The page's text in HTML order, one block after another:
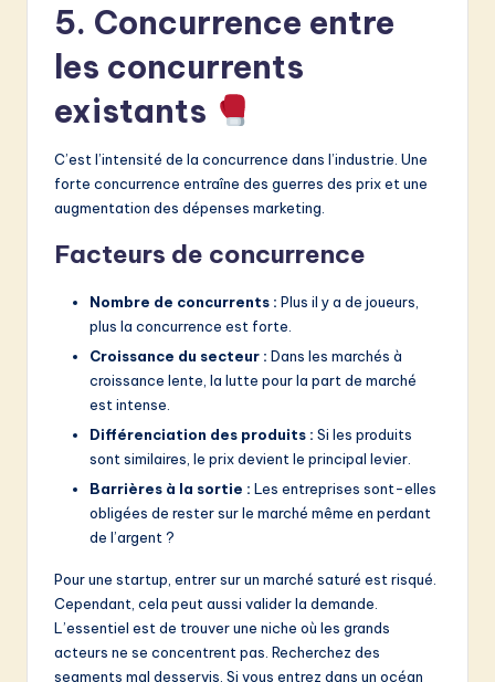
5. Concurrence entre
les concurrents
existants
C’est l’intensité de la concurrence dans l’industrie. Une
forte concurrence entraîne des guerres des prix et une
augmentation des dépenses marketing.
Facteurs de concurrence
Nombre de concurrents : Plus il y a de joueurs,
plus la concurrence est forte.
Croissance du secteur : Dans les marchés à
croissance lente, la lutte pour la part de marché
est intense.
Différenciation des produits : Si les produits
sont similaires, le prix devient le principal levier.
Barrières à la sortie : Les entreprises sont-elles
obligées de rester sur le marché même en perdant
de l’argent ?
Pour une startup, entrer sur un marché saturé est risqué.
Cependant, cela peut aussi valider la demande.
L’essentiel est de trouver une niche où les grands
acteurs ne se concentrent pas. Recherchez des
segments mal desservis. Si vous entrez dans un océan